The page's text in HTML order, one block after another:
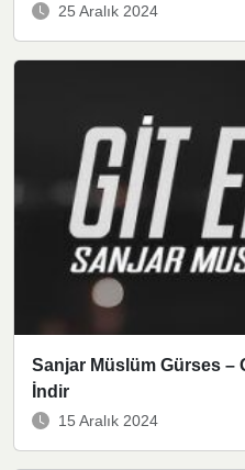
25 Aralık 2024
Sanjar Müslüm Gürses –
İndir
15 Aralık 2024